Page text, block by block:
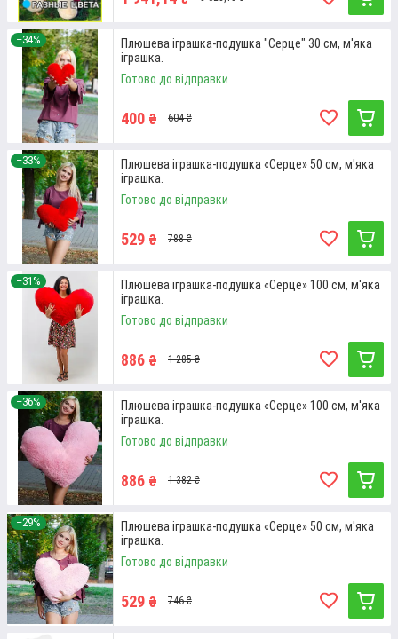
ВЕЛИКИЙ ПЛЮШЕВИЙ ВЕДМЕДИК (1,8
М)
Оригінальна м'яка іграшка європейської якості. Ведмідь
виготовлений з плюшу та наповнений силіконовим волокном,
яке є гіпоалергенним. Розмір – 1,8 м.
Детальніше
Всі товари
ЧОМУ МИ? ПЕРЕВАГИ ІНТЕРНЕТ-
МАГАЗИНУ SHOPTRENDS
–34%
Плюшева іграшка-подушка "Серце" 30 см, м'яка
іграшка.
Готово до відправки
400 ₴ 604 ₴
–33%
Плюшева іграшка-подушка «Серце» 50 см, м'яка
іграшка.
Готово до відправки
529 ₴ 788 ₴
–31%
Плюшева іграшка-подушка «Серце» 100 см, м'яка
іграшка.
Готово до відправки
886 ₴ 1 285 ₴
–36%
Плюшева іграшка-подушка «Серце» 100 см, м'яка
іграшка.
Готово до відправки
886 ₴ 1 382 ₴
–29%
Плюшева іграшка-подушка «Серце» 50 см, м'яка
іграшка.
Готово до відправки
529 ₴ 746 ₴